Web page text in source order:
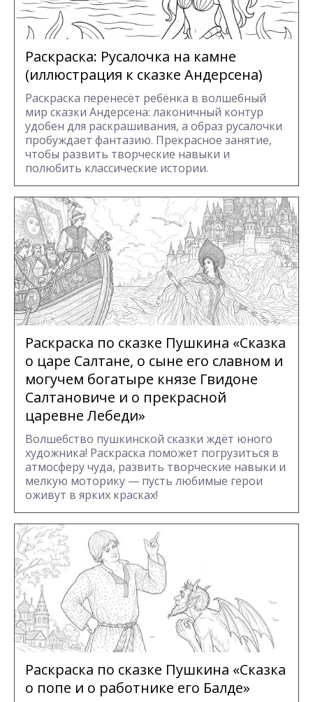
Раскраска: Русалочка на камне
(иллюстрация к сказке Андерсена)
Раскраска перенесёт ребёнка в волшебный
мир сказки Андерсена: лаконичный контур
удобен для раскрашивания, а образ русалочки
пробуждает фантазию. Прекрасное занятие,
чтобы развить творческие навыки и
полюбить классические истории.
Раскраска по сказке Пушкина «Сказка
о царе Салтане, о сыне его славном и
могучем богатыре князе Гвидоне
Салтановиче и о прекрасной
царевне Лебеди»
Волшебство пушкинской сказки ждёт юного
художника! Раскраска поможет погрузиться в
атмосферу чуда, развить творческие навыки и
мелкую моторику — пусть любимые герои
оживут в ярких красках!
Раскраска по сказке Пушкина «Сказка
о попе и о работнике его Балде»